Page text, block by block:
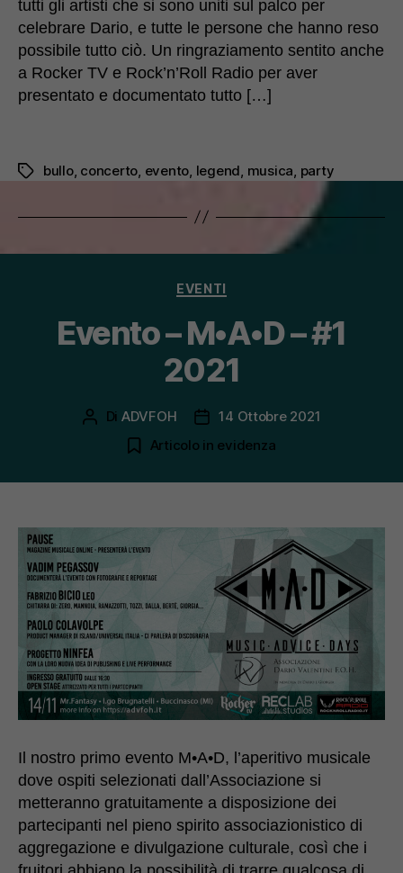
tutti gli artisti che si sono uniti sul palco per
celebrare Dario, e tutte le persone che hanno reso
possibile tutto ciò. Un ringraziamento sentito anche
a Rocker TV e Rock’n’Roll Radio per aver
presentato e documentato tutto […]
Tag bullo, concerto evento legend musica party
Categorie
EVENTI
Evento – M•A•D – #1
2021
Autore
articolo
Di ADVFOH
Data
dell'articolo
14 Ottobre 2021
Articolo in evidenza
Il nostro primo evento M•A•D, l’aperitivo musicale
dove ospiti selezionati dall’Associazione si
metteranno gratuitamente a disposizione dei
partecipanti nel pieno spirito associazionistico di
aggregazione e divulgazione culturale, così che i